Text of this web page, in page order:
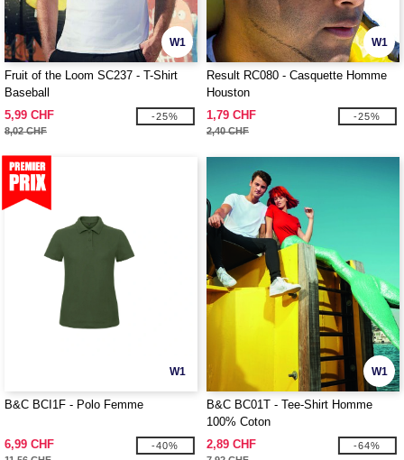
W1
Fruit of the Loom SC237 - T-Shirt
Baseball
5,99 CHF
8,02 CHF
-25%
W1
Result RC080 - Casquette Homme
Houston
1,79 CHF
2,40 CHF
-25%
W1
B&C BCI1F - Polo Femme
6,99 CHF -40%
W1
B&C BC01T - Tee-Shirt Homme
100% Coton
2,89 CHF
-64%